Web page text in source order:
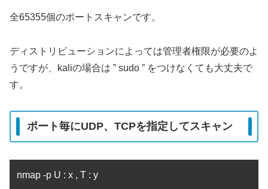
全65355個のポートスキャンです。
ディストリビューションによっては管理者権限が必要のよ
うですが、kaliの場合は ” sudo ” をつけなくても大丈夫で
す。
ポート毎にUDP、TCPを指定してスキャン
nmap -p U : x , T : y